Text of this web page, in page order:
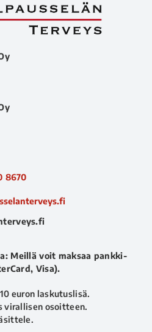
8670
Meillä voit maksaa pankki-
Visa).
euron laskutuslisä.
virallisen osoitteen.